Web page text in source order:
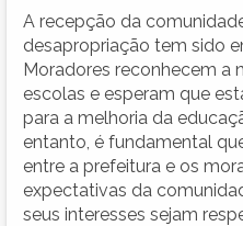
A recepção da
desapropriação tem sido
Moradores reconhecem a
escolas e esperam que
para a melhoria da
entanto, é fundamental
entre a prefeitura e os
expectativas da
seus interesses sejam